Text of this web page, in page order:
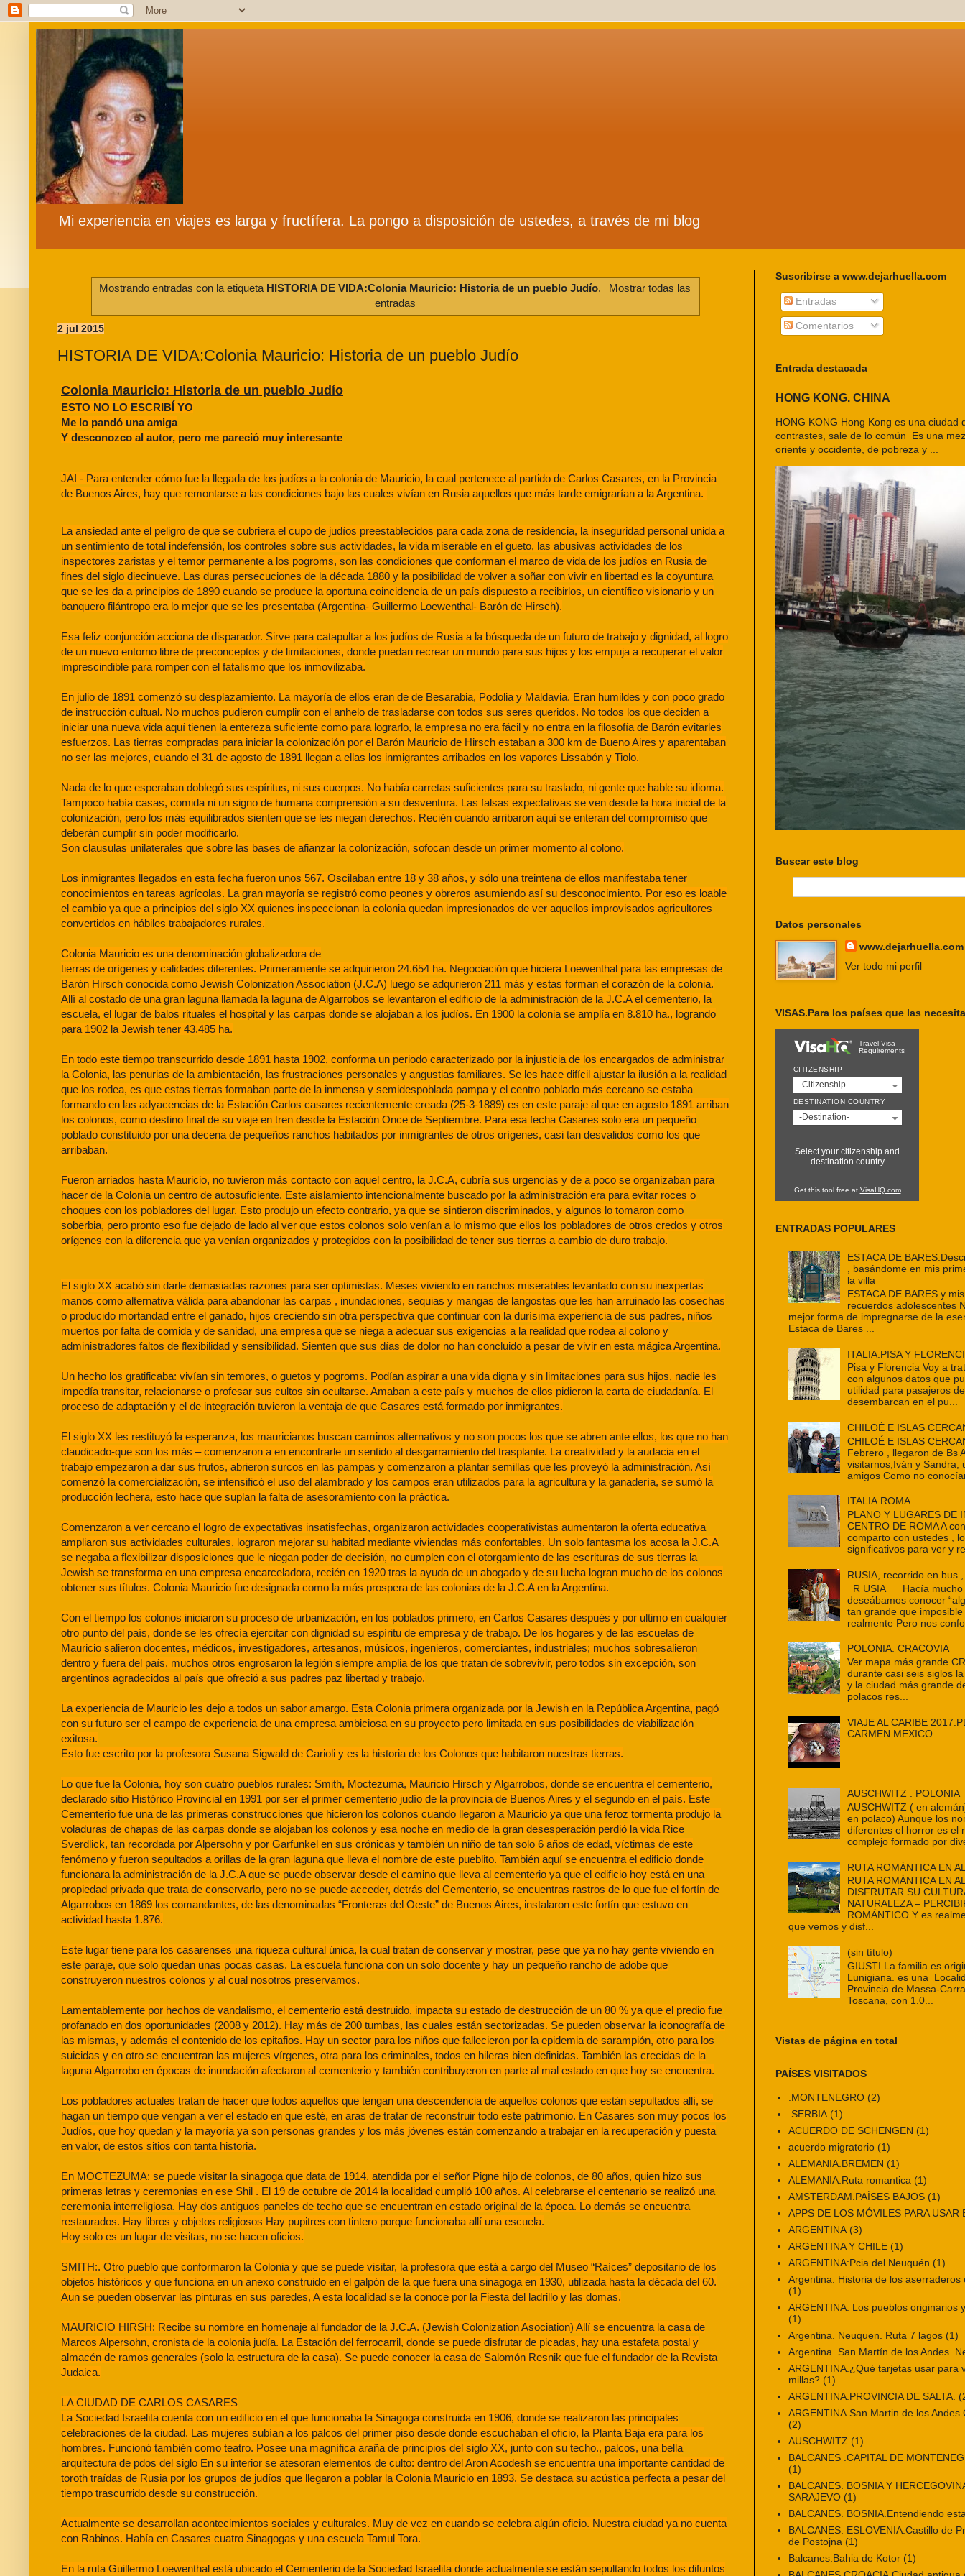
Mi experiencia en viajes es larga y fructífera. La pongo a disposición de ustedes, a través de mi blog
Mostrando entradas con la etiqueta HISTORIA DE VIDA:Colonia Mauricio: Historia de un pueblo Judío.
Mostrar todas las
entradas
2 jul 2015
HISTORIA DE VIDA:Colonia Mauricio: Historia de un pueblo Judío
Colonia Mauricio: Historia de un pueblo Judío
ESTO NO LO ESCRIBÍ YO
Me lo pandó una amiga
Y desconozco al autor, pero me pareció muy interesante
JAI - Para entender cómo fue la llegada de los judíos a la colonia de Mauricio, la cual pertenece al partido de Carlos Casares, en la Provincia
de Buenos Aires, hay que remontarse a las condiciones bajo las cuales vivían en Rusia aquellos que más tarde emigrarían a la Argentina.
La ansiedad ante el peligro de que se cubriera el cupo de judíos preestablecidos para cada zona de residencia, la inseguridad personal unida a
un sentimiento de total indefensión, los controles sobre sus actividades, la vida miserable en el gueto, las abusivas actividades de los
inspectores zaristas y el temor permanente a los pogroms, son las condiciones que conforman el marco de vida de los judíos en Rusia de
fines del siglo diecinueve. Las duras persecuciones de la década 1880 y la posibilidad de volver a soñar con vivir en libertad es la coyuntura
que se les da a principios de 1890 cuando se produce la oportuna coincidencia de un país dispuesto a recibirlos, un científico visionario y un
banquero filántropo era lo mejor que se les presentaba (Argentina- Guillermo Loewenthal- Barón de Hirsch).
Esa feliz conjunción acciona de disparador. Sirve para catapultar a los judíos de Rusia a la búsqueda de un futuro de trabajo y dignidad, al logro
de un nuevo entorno libre de preconceptos y de limitaciones, donde puedan recrear un mundo para sus hijos y los empuja a recuperar el valor
imprescindible para romper con el fatalismo que los inmovilizaba.
En julio de 1891 comenzó su desplazamiento. La mayoría de ellos eran de de Besarabia, Podolia y Maldavia. Eran humildes y con poco grado
de instrucción cultual. No muchos pudieron cumplir con el anhelo de trasladarse con todos sus seres queridos. No todos los que deciden a
iniciar una nueva vida aquí tienen la entereza suficiente como para lograrlo, la empresa no era fácil y no entra en la filosofía de Barón evitarles
esfuerzos. Las tierras compradas para iniciar la colonización por el Barón Mauricio de Hirsch estaban a 300 km de Bueno Aires y aparentaban
no ser las mejores, cuando el 31 de agosto de 1891 llegan a ellas los inmigrantes arribados en los vapores Lissabón y Tiolo.
Nada de lo que esperaban doblegó sus espíritus, ni sus cuerpos. No había carretas suficientes para su traslado, ni gente que hable su idioma.
Tampoco había casas, comida ni un signo de humana comprensión a su desventura. Las falsas expectativas se ven desde la hora inicial de la
colonización, pero los más equilibrados sienten que se les niegan derechos. Recién cuando arribaron aquí se enteran del compromiso que
deberán cumplir sin poder modificarlo.
Son clausulas unilaterales que sobre las bases de afianzar la colonización, sofocan desde un primer momento al colono.
Los inmigrantes llegados en esta fecha fueron unos 567. Oscilaban entre 18 y 38 años, y sólo una treintena de ellos manifestaba tener
conocimientos en tareas agrícolas. La gran mayoría se registró como peones y obreros asumiendo así su desconocimiento. Por eso es loable
el cambio ya que a principios del siglo XX quienes inspeccionan la colonia quedan impresionados de ver aquellos improvisados agricultores
convertidos en hábiles trabajadores rurales.
Colonia Mauricio es una denominación globalizadora de
tierras de orígenes y calidades diferentes. Primeramente se adquirieron 24.654 ha. Negociación que hiciera Loewenthal para las empresas de
Barón Hirsch conocida como Jewish Colonization Association (J.C.A) luego se adqurieron 211 más y estas forman el corazón de la colonia.
Allí al costado de una gran laguna llamada la laguna de Algarrobos se levantaron el edificio de la administración de la J.C.A el cementerio, la
escuela, el lugar de balos rituales el hospital y las carpas donde se alojaban a los judíos. En 1900 la colonia se amplía en 8.810 ha., logrando
para 1902 la Jewish tener 43.485 ha.
En todo este tiempo transcurrido desde 1891 hasta 1902, conforma un periodo caracterizado por la injusticia de los encargados de administrar
la Colonia, las penurias de la ambientación, las frustraciones personales y angustias familiares. Se les hace difícil ajustar la ilusión a la realidad
que los rodea, es que estas tierras formaban parte de la inmensa y semidespoblada pampa y el centro poblado más cercano se estaba
formando en las adyacencias de la Estación Carlos casares recientemente creada (25-3-1889) es en este paraje al que en agosto 1891 arriban
los colonos, como destino final de su viaje en tren desde la Estación Once de Septiembre. Para esa fecha Casares solo era un pequeño
poblado constituido por una decena de pequeños ranchos habitados por inmigrantes de otros orígenes, casi tan desvalidos como los que
arribaban.
Fueron arriados hasta Mauricio, no tuvieron más contacto con aquel centro, la J.C.A, cubría sus urgencias y de a poco se organizaban para
hacer de la Colonia un centro de autosuficiente. Este aislamiento intencionalmente buscado por la administración era para evitar roces o
choques con los pobladores del lugar. Esto produjo un efecto contrario, ya que se sintieron discriminados, y algunos lo tomaron como
soberbia, pero pronto eso fue dejado de lado al ver que estos colonos solo venían a lo mismo que ellos los pobladores de otros credos y otros
orígenes con la diferencia que ya venían organizados y protegidos con la posibilidad de tener sus tierras a cambio de duro trabajo.
El siglo XX acabó sin darle demasiadas razones para ser optimistas. Meses viviendo en ranchos miserables levantado con su inexpertas
manos como alternativa válida para abandonar las carpas , inundaciones, sequias y mangas de langostas que les han arruinado las cosechas
o producido mortandad entre el ganado, hijos creciendo sin otra perspectiva que continuar con la durísima experiencia de sus padres, niños
muertos por falta de comida y de sanidad, una empresa que se niega a adecuar sus exigencias a la realidad que rodea al colono y
administradores faltos de flexibilidad y sensibilidad. Sienten que sus días de dolor no han concluido a pesar de vivir en esta mágica Argentina.
Un hecho los gratificaba: vivían sin temores, o guetos y pogroms. Podían aspirar a una vida digna y sin limitaciones para sus hijos, nadie les
impedía transitar, relacionarse o profesar sus cultos sin ocultarse. Amaban a este país y muchos de ellos pidieron la carta de ciudadanía. El
proceso de adaptación y el de integración tuvieron la ventaja de que Casares está formado por inmigrantes.
El siglo XX les restituyó la esperanza, los mauricianos buscan caminos alternativos y no son pocos los que se abren ante ellos, los que no han
claudicado-que son los más – comenzaron a en encontrarle un sentido al desgarramiento del trasplante. La creatividad y la audacia en el
trabajo empezaron a dar sus frutos, abrieron surcos en las pampas y comenzaron a plantar semillas que les proveyó la administración. Así
comenzó la comercialización, se intensificó el uso del alambrado y los campos eran utilizados para la agricultura y la ganadería, se sumó la
producción lechera, esto hace que suplan la falta de asesoramiento con la práctica.
Comenzaron a ver cercano el logro de expectativas insatisfechas, organizaron actividades cooperativistas aumentaron la oferta educativa
ampliaron sus actividades culturales, lograron mejorar su habitad mediante viviendas más confortables. Un solo fantasma los acosa la J.C.A
se negaba a flexibilizar disposiciones que le niegan poder de decisión, no cumplen con el otorgamiento de las escrituras de sus tierras la
Jewish se transforma en una empresa encarceladora, recién en 1920 tras la ayuda de un abogado y de su lucha logran mucho de los colonos
obtener sus títulos. Colonia Mauricio fue designada como la más prospera de las colonias de la J.C.A en la Argentina.
Con el tiempo los colonos iniciaron su proceso de urbanización, en los poblados primero, en Carlos Casares después y por ultimo en cualquier
otro punto del país, donde se les ofrecía ejercitar con dignidad su espíritu de empresa y de trabajo. De los hogares y de las escuelas de
Mauricio salieron docentes, médicos, investigadores, artesanos, músicos, ingenieros, comerciantes, industriales; muchos sobresalieron
dentro y fuera del país, muchos otros engrosaron la legión siempre amplia de los que tratan de sobrevivir, pero todos sin excepción, son
argentinos agradecidos al país que ofreció a sus padres paz libertad y trabajo.
La experiencia de Mauricio les dejo a todos un sabor amargo. Esta Colonia primera organizada por la Jewish en la República Argentina, pagó
con su futuro ser el campo de experiencia de una empresa ambiciosa en su proyecto pero limitada en sus posibilidades de viabilización
exitosa.
Esto fue escrito por la profesora Susana Sigwald de Carioli y es la historia de los Colonos que habitaron nuestras tierras.
Lo que fue la Colonia, hoy son cuatro pueblos rurales: Smith, Moctezuma, Mauricio Hirsch y Algarrobos, donde se encuentra el cementerio,
declarado sitio Histórico Provincial en 1991 por ser el primer cementerio judío de la provincia de Buenos Aires y el segundo en el país. Este
Cementerio fue una de las primeras construcciones que hicieron los colonos cuando llegaron a Mauricio ya que una feroz tormenta produjo la
voladuras de chapas de las carpas donde se alojaban los colonos y esa noche en medio de la gran desesperación perdió la vida Rice
Sverdlick, tan recordada por Alpersohn y por Garfunkel en sus crónicas y también un niño de tan solo 6 años de edad, víctimas de este
fenómeno y fueron sepultados a orillas de la gran laguna que lleva el nombre de este pueblito. También aquí se encuentra el edificio donde
funcionara la administración de la J.C.A que se puede observar desde el camino que lleva al cementerio ya que el edificio hoy está en una
propiedad privada que trata de conservarlo, pero no se puede acceder, detrás del Cementerio, se encuentras rastros de lo que fue el fortín de
Algarrobos en 1869 los comandantes, de las denominadas “Fronteras del Oeste” de Buenos Aires, instalaron este fortín que estuvo en
actividad hasta 1.876.
Este lugar tiene para los casarenses una riqueza cultural única, la cual tratan de conservar y mostrar, pese que ya no hay gente viviendo en
este paraje, que solo quedan unas pocas casas. La escuela funciona con un solo docente y hay un pequeño rancho de adobe que
construyeron nuestros colonos y al cual nosotros preservamos.
Lamentablemente por hechos de vandalismo, el cementerio está destruido, impacta su estado de destrucción de un 80 % ya que el predio fue
profanado en dos oportunidades (2008 y 2012). Hay más de 200 tumbas, las cuales están sectorizadas. Se pueden observar la iconografía de
las mismas, y además el contenido de los epitafios. Hay un sector para los niños que fallecieron por la epidemia de sarampión, otro para los
suicidas y en otro se encuentran las mujeres vírgenes, otra para los criminales, todos en hileras bien definidas. También las crecidas de la
laguna Algarrobo en épocas de inundación afectaron al cementerio y también contribuyeron en parte al mal estado en que hoy se encuentra.
Los pobladores actuales tratan de hacer que todos aquellos que tengan una descendencia de aquellos colonos que están sepultados allí, se
hagan un tiempo que vengan a ver el estado en que esté, en aras de tratar de reconstruir todo este patrimonio. En Casares son muy pocos los
Judíos, que hoy quedan y la mayoría ya son personas grandes y los más jóvenes están comenzando a trabajar en la recuperación y puesta
en valor, de estos sitios con tanta historia.
En MOCTEZUMA: se puede visitar la sinagoga que data de 1914, atendida por el señor Pigne hijo de colonos, de 80 años, quien hizo sus
primeras letras y ceremonias en ese Shil . El 19 de octubre de 2014 la localidad cumplió 100 años. Al celebrarse el centenario se realizó una
ceremonia interreligiosa. Hay dos antiguos paneles de techo que se encuentran en estado original de la época. Lo demás se encuentra
restaurados. Hay libros y objetos religiosos Hay pupitres con tintero porque funcionaba allí una escuela.
Hoy solo es un lugar de visitas, no se hacen oficios.
SMITH:. Otro pueblo que conformaron la Colonia y que se puede visitar, la profesora que está a cargo del Museo “Raíces” depositario de los
objetos históricos y que funciona en un anexo construido en el galpón de la que fuera una sinagoga en 1930, utilizada hasta la década del 60.
Aun se pueden observar las pinturas en sus paredes, A esta localidad se la conoce por la Fiesta del ladrillo y las domas.
MAURICIO HIRSH: Recibe su nombre en homenaje al fundador de la J.C.A. (Jewish Colonization Asociation) Allí se encuentra la casa de
Marcos Alpersohn, cronista de la colonia judía. La Estación del ferrocarril, donde se puede disfrutar de picadas, hay una estafeta postal y
almacén de ramos generales (solo la estructura de la casa). Se puede conocer la casa de Salomón Resnik que fue el fundador de la Revista
Judaica.
LA CIUDAD DE CARLOS CASARES
La Sociedad Israelita cuenta con un edificio en el que funcionaba la Sinagoga construida en 1906, donde se realizaron las principales
celebraciones de la ciudad. Las mujeres subían a los palcos del primer piso desde donde escuchaban el oficio, la Planta Baja era para los
hombres. Funcionó también como teatro. Posee una magnífica araña de principios del siglo XX, junto con su techo., palcos, una bella
arquitectura de pdos del siglo En su interior se atesoran elementos de culto: dentro del Aron Acodesh se encuentra una importante cantidad de
toroth traídas de Rusia por los grupos de judíos que llegaron a poblar la Colonia Mauricio en 1893. Se destaca su acústica perfecta a pesar del
tiempo trascurrido desde su construcción.
Actualmente se desarrollan acontecimientos sociales y culturales. Muy de vez en cuando se celebra algún oficio. Nuestra ciudad ya no cuenta
con Rabinos. Había en Casares cuatro Sinagogas y una escuela Tamul Tora.
En la ruta Guillermo Loewenthal está ubicado el Cementerio de la Sociedad Israelita donde actualmente se están sepultando todos los difuntos
Suscribirse a www.dejarhuella.com
Entradas
Comentarios
Entrada destacada
HONG KONG. CHINA
HONG KONG Hong Kong es una ciudad
contrastes, sale de lo común Es una
oriente y occidente, de pobreza y ...
Buscar este blog
Datos personales
www.dejarhuella.com
Ver todo mi perfil
VISAS.Para los países que las
Travel Visa
Requirements
CITIZENSHIP
-Citizenship-
DESTINATION COUNTRY
-Destination-
Select your citizenship and
destination country
Get this tool free at VisaHQ.com
ENTRADAS POPULARES
ESTACA DE
, basándome en mis
la villa
ESTACA DE BARES y
recuerdos adolescentes
mejor forma de impregnarse de la
Estaca de Bares ...
ITALIA.PISA Y
Pisa y Florencia Voy a
con algunos datos que
utilidad para pasajeros
desembarcan en el pu...
CHILOÉ E ISLAS
CHILOÉ E ISLAS
Febrero , llegaron de Bs
visitarnos,Iván y Sandra,
amigos Como no
ITALIA.ROMA
PLANO Y LUGARES DE
CENTRO DE ROMA A
comparto con ustedes ,
significativos para ver y
RUSIA, recorrido en bus
R USIA Hacía mucho
deseábamos conocer
tan grande que
realmente Pero nos
POLONIA. CRACOVIA
Ver mapa más grande
durante casi seis siglos
y la ciudad más grande
polacos res...
VIAJE AL CARIBE
CARMEN.MEXICO
AUSCHWITZ . POLONIA
AUSCHWITZ ( en
en polaco) Aunque los
diferentes el horror es el
complejo formado por
RUTA ROMÁNTICA EN
RUTA ROMÁNTICA EN
DISFRUTAR SU
NATURALEZA –
ROMÁNTICO Y es
que vemos y disf...
(sin título)
GIUSTI La familia es
Lunigiana. es una
Provincia de Massa-
Toscana, con 1.0...
Vistas de página en total
PAÍSES VISITADOS
.MONTENEGRO (2)
.SERBIA (1)
ACUERDO DE SCHENGEN (1)
acuerdo migratorio (1)
ALEMANIA.BREMEN (1)
ALEMANIA.Ruta romantica (1)
AMSTERDAM.PAÍSES BAJOS (1)
APPS DE LOS MÓVILES PARA USAR
ARGENTINA (3)
ARGENTINA Y CHILE (1)
ARGENTINA:Pcia del Neuquén (1)
Argentina. Historia de los aserraderos
(1)
ARGENTINA. Los pueblos originarios
(1)
Argentina. Neuquen. Ruta 7 lagos (1)
Argentina. San Martín de los Andes.
ARGENTINA.¿Qué tarjetas usar para
millas? (1)
ARGENTINA.PROVINCIA DE SALTA.
ARGENTINA.San Martin de los
(2)
AUSCHWITZ (1)
BALCANES .CAPITAL DE
(1)
BALCANES. BOSNIA Y
SARAJEVO (1)
BALCANES. BOSNIA.Entendiendo
BALCANES. ESLOVENIA.Castillo de
de Postojna (1)
Balcanes.Bahia de Kotor (1)